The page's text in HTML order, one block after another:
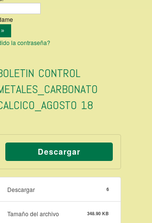
la contraseña?
CONTROL
18
Descargar
Descargar 6
Tamaño del archivo 348.90 KB